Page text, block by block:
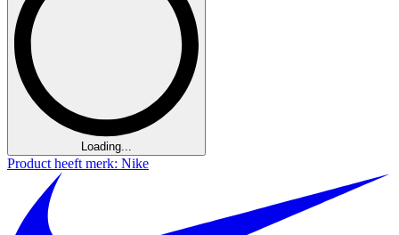
Loading...
Product heeft merk: Nike